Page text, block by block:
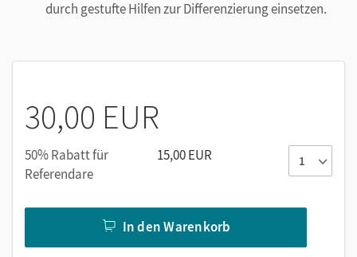
durch gestufte Hilfen zur Differenzierung einsetzen.
30,00 EUR
50% Rabatt für
Referendare
15,00 EUR
In den Warenkorb